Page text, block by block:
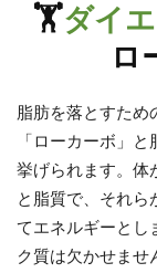
🏋️ダイ
ロ
脂肪を落とすため
「ローカーボ」
挙げられます。体
と脂質で、それら
てエネルギーとし
ク質は欠かせませ